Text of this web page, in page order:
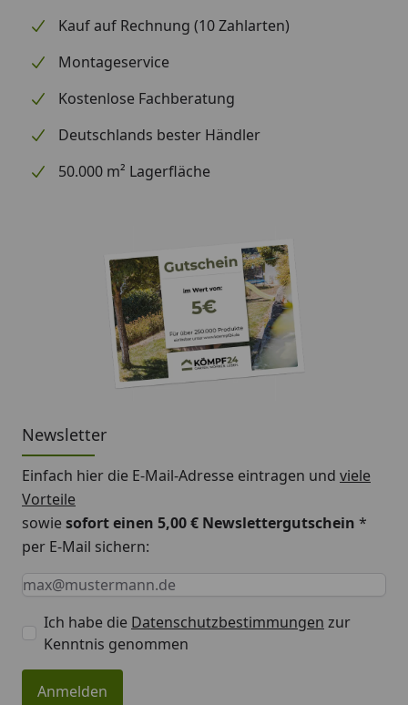
Kauf auf Rechnung (10 Zahlarten)
Montageservice
Kostenlose Fachberatung
Deutschlands bester Händler
50.000 m² Lagerfläche
Newsletter
Einfach hier die E-Mail-Adresse eintragen und viele
Vorteile
sowiesofort einen 5,00 € Newslettergutschein *
per E-Mail sichern:
Keine Eingabe erforderlich
Eingabe erforderlich
E-Mail *
Ich habe die Datenschutzbestimmungen zur
Kenntnis genommen
Anmelden